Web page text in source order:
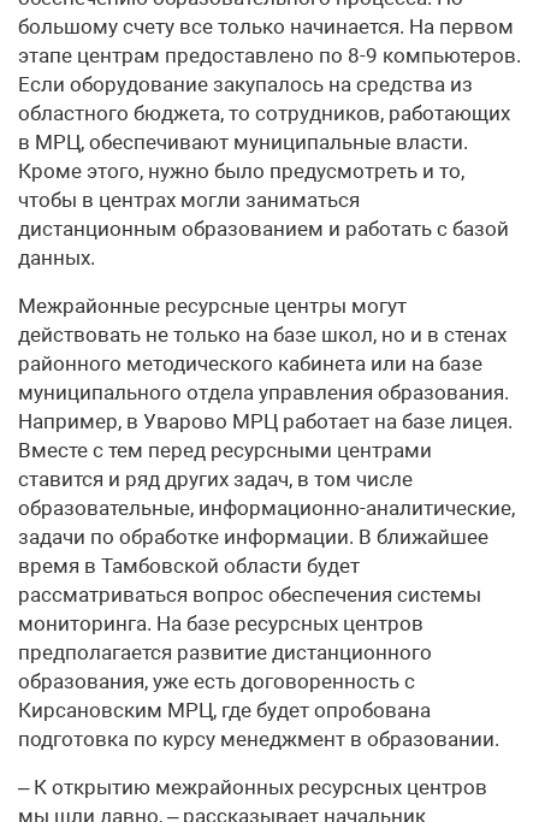
большому счету все только начинается. На первом
этапе центрам предоставлено по 8-9 компьютеров.
Если оборудование закупалось на средства из
областного бюджета, то сотрудников, работающих
в МРЦ, обеспечивают муниципальные власти.
Кроме этого, нужно было предусмотреть и то,
чтобы в центрах могли заниматься
дистанционным образованием и работать с базой
данных.
Межрайонные ресурсные центры могут
действовать не только на базе школ, но и в стенах
районного методического кабинета или на базе
муниципального отдела управления образования.
Например, в Уварово МРЦ работает на базе лицея.
Вместе с тем перед ресурсными центрами
ставится и ряд других задач, в том числе
образовательные, информационно-аналитические,
задачи по обработке информации. В ближайшее
время в Тамбовской области будет
рассматриваться вопрос обеспечения системы
мониторинга. На базе ресурсных центров
предполагается развитие дистанционного
образования, уже есть договоренность с
Кирсановским МРЦ, где будет опробована
подготовка по курсу менеджмент в образовании.
– К открытию межрайонных ресурсных центров
мы шли давно, – рассказывает начальник